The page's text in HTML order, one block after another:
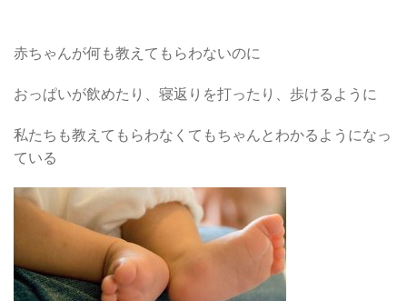
赤ちゃんが何も教えてもらわないのに
おっぱいが飲めたり、寝返りを打ったり、歩けるように
私たちも教えてもらわなくてもちゃんとわかるようになっ
ている